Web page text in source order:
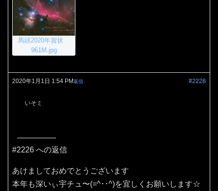
馬頭2020年賀状
961M.jpg
2020年1月1日 1:54 PM #2228
返信
いそミ
#2226 への返信
あけましておめでとうございます
本年も深いぃ宇チュ〜(=^･･^)を宜しくお願いします☆